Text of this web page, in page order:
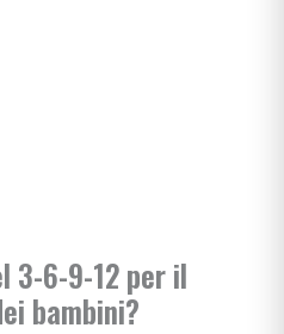
3-6-9-12 per il
bambini?